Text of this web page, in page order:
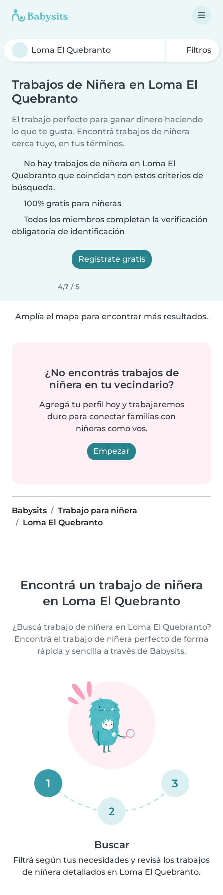
Filtros
Trabajos de Niñera en Loma El
Quebranto
El trabajo perfecto para ganar dinero haciendo
lo que te gusta. Encontrá trabajos de niñera
cerca tuyo, en tus términos.
No hay trabajos de niñera en Loma El
Quebranto que coincidan con estos criterios de
búsqueda.
100% gratis para niñeras
Todos los miembros completan la verificación
obligatoria de identificación
Registrate gratis
4,7 / 5
Amplía el mapa para encontrar más resultados.
¿No encontrás trabajos de
niñera en tu vecindario?
Agregá tu perfil hoy y trabajaremos
duro para conectar familias con
niñeras como vos.
Empezar
Babysits
Trabajo para niñera
Loma El Quebranto
Encontrá un trabajo de niñera
en Loma El Quebranto
¿Buscá trabajo de niñera en Loma El Quebranto?
Encontrá el trabajo de niñera perfecto de forma
rápida y sencilla a través de Babysits.
1
2
3
Buscar
Filtrá según tus necesidades y revisá los trabajos
de niñera detallados en Loma El Quebranto.